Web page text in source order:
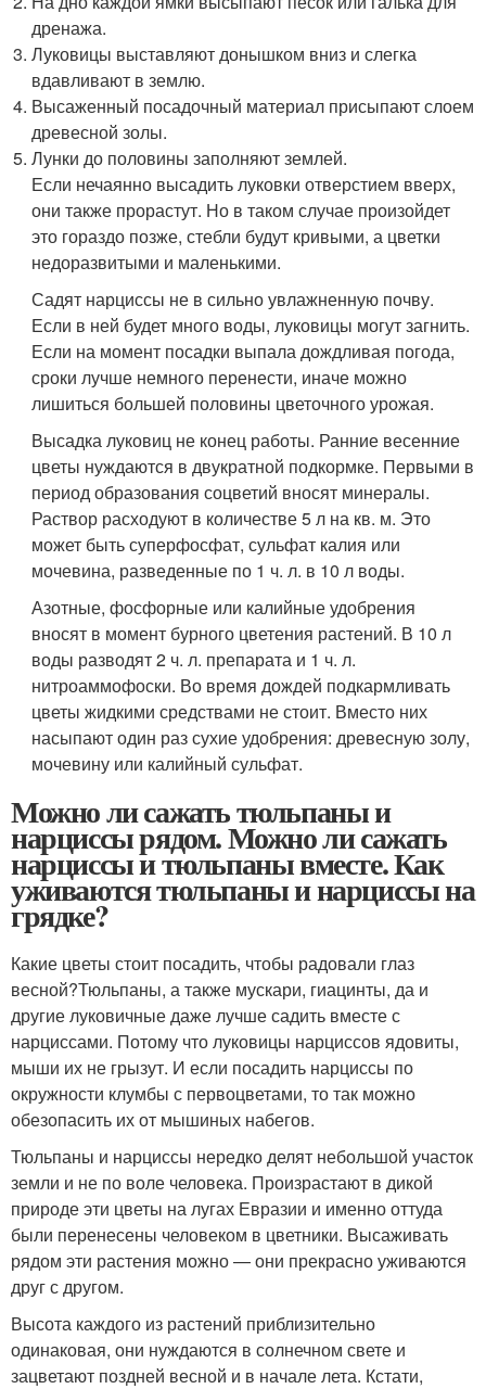
дренажа.
Луковицы выставляют донышком вниз и слегка
вдавливают в землю.
Высаженный посадочный материал присыпают слоем
древесной золы.
Лунки до половины заполняют землей.
Если нечаянно высадить луковки отверстием вверх,
они также прорастут. Но в таком случае произойдет
это гораздо позже, стебли будут кривыми, а цветки
недоразвитыми и маленькими.
Садят нарциссы не в сильно увлажненную почву.
Если в ней будет много воды, луковицы могут загнить.
Если на момент посадки выпала дождливая погода,
сроки лучше немного перенести, иначе можно
лишиться большей половины цветочного урожая.
Высадка луковиц не конец работы. Ранние весенние
цветы нуждаются в двукратной подкормке. Первыми в
период образования соцветий вносят минералы.
Раствор расходуют в количестве 5 л на кв. м. Это
может быть суперфосфат, сульфат калия или
мочевина, разведенные по 1 ч. л. в 10 л воды.
Азотные, фосфорные или калийные удобрения
вносят в момент бурного цветения растений. В 10 л
воды разводят 2 ч. л. препарата и 1 ч. л.
нитроаммофоски. Во время дождей подкармливать
цветы жидкими средствами не стоит. Вместо них
насыпают один раз сухие удобрения: древесную золу,
мочевину или калийный сульфат.
Можно ли сажать тюльпаны и
нарциссы рядом. Можно ли сажать
нарциссы и тюльпаны вместе. Как
уживаются тюльпаны и нарциссы на
грядке?
Какие цветы стоит посадить, чтобы радовали глаз
весной?Тюльпаны, а также мускари, гиацинты, да и
другие луковичные даже лучше садить вместе с
нарциссами. Потому что луковицы нарциссов ядовиты,
мыши их не грызут. И если посадить нарциссы по
окружности клумбы с первоцветами, то так можно
обезопасить их от мышиных набегов.
Тюльпаны и нарциссы нередко делят небольшой участок
земли и не по воле человека. Произрастают в дикой
природе эти цветы на лугах Евразии и именно оттуда
были перенесены человеком в цветники. Высаживать
рядом эти растения можно — они прекрасно уживаются
друг с другом.
Высота каждого из растений приблизительно
одинаковая, они нуждаются в солнечном свете и
зацветают поздней весной и в начале лета. Кстати,